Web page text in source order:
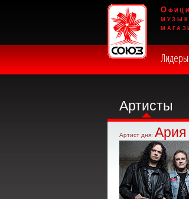
Артисты
Артист дня: Ария